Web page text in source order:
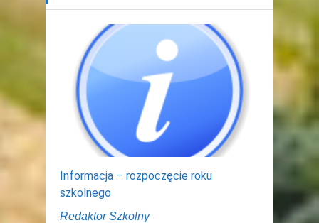
Informacja – rozpoczęcie roku
szkolnego
Redaktor Szkolny